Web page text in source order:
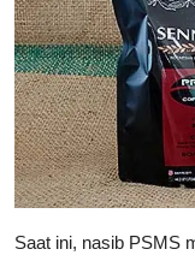
Saat ini, nasib PSMS